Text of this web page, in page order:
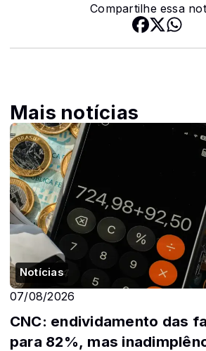
Compartilhe essa
Mais notícias
Notícias
07/08/2026
CNC: endividamento das
para 82%, mas